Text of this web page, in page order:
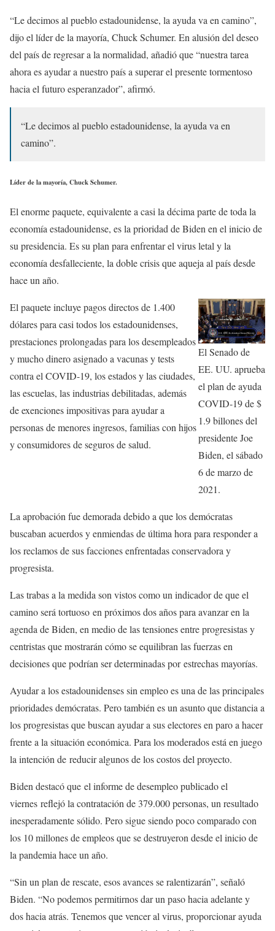
“Le decimos al pueblo estadounidense, la ayuda va en camino”,
dijo el líder de la mayoría, Chuck Schumer. En alusión del deseo
del país de regresar a la normalidad, añadió que “nuestra tarea
ahora es ayudar a nuestro país a superar el presente tormentoso
hacia el futuro esperanzador”, afirmó.
“Le decimos al pueblo estadounidense, la ayuda va en
camino”.
Líder de la mayoría, Chuck Schumer.
El enorme paquete, equivalente a casi la décima parte de toda la
economía estadounidense, es la prioridad de Biden en el inicio de
su presidencia. Es su plan para enfrentar el virus letal y la
economía desfalleciente, la doble crisis que aqueja al país desde
hace un año.
El paquete incluye pagos directos de 1.400
dólares para casi todos los estadounidenses,
prestaciones prolongadas para los desempleados
y mucho dinero asignado a vacunas y tests
contra el COVID-19, los estados y las ciudades,
las escuelas, las industrias debilitadas, además
de exenciones impositivas para ayudar a
personas de menores ingresos, familias con hijos
y consumidores de seguros de salud.
El Senado de
EE. UU. aprueba
el plan de ayuda
COVID-19 de $
1.9 billones del
presidente Joe
Biden, el sábado
6 de marzo de
2021.
La aprobación fue demorada debido a que los demócratas
buscaban acuerdos y enmiendas de última hora para responder a
los reclamos de sus facciones enfrentadas conservadora y
progresista.
Las trabas a la medida son vistos como un indicador de que el
camino será tortuoso en próximos dos años para avanzar en la
agenda de Biden, en medio de las tensiones entre progresistas y
centristas que mostrarán cómo se equilibran las fuerzas en
decisiones que podrían ser determinadas por estrechas mayorías.
Ayudar a los estadounidenses sin empleo es una de las principales
prioridades demócratas. Pero también es un asunto que distancia a
los progresistas que buscan ayudar a sus electores en paro a hacer
frente a la situación económica. Para los moderados está en juego
la intención de reducir algunos de los costos del proyecto.
Biden destacó que el informe de desempleo publicado el
viernes reflejó la contratación de 379.000 personas, un resultado
inesperadamente sólido. Pero sigue siendo poco comparado con
los 10 millones de empleos que se destruyeron desde el inicio de
la pandemia hace un año.
“Sin un plan de rescate, esos avances se ralentizarán”, señaló
Biden. “No podemos permitirnos dar un paso hacia adelante y
dos hacia atrás. Tenemos que vencer al virus, proporcionar ayuda